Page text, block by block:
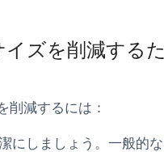
ズを削減する
削減するには：
にしましょう。一般的